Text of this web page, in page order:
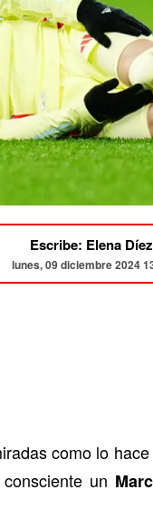
Escribe: Elena Díez
lunes, 09 diciembre 2024
como lo hace
un